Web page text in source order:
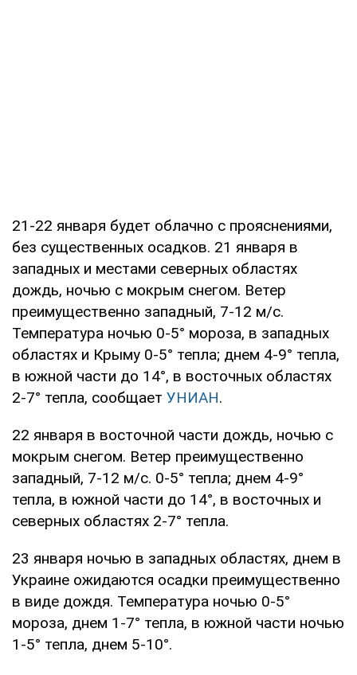
21-22 января будет облачно с прояснениями,
без существенных осадков. 21 января в
западных и местами северных областях
дождь, ночью с мокрым снегом. Ветер
преимущественно западный, 7-12 м/с.
Температура ночью 0-5° мороза, в западных
областях и Крыму 0-5° тепла; днем 4-9° тепла,
в южной части до 14°, в восточных областях
2-7° тепла, сообщает УНИАН.
22 января в восточной части дождь, ночью с
мокрым снегом. Ветер преимущественно
западный, 7-12 м/с. 0-5° тепла; днем 4-9°
тепла, в южной части до 14°, в восточных и
северных областях 2-7° тепла.
23 января ночью в западных областях, днем в
Украине ожидаются осадки преимущественно
в виде дождя. Температура ночью 0-5°
мороза, днем 1-7° тепла, в южной части ночью
1-5° тепла, днем 5-10°.